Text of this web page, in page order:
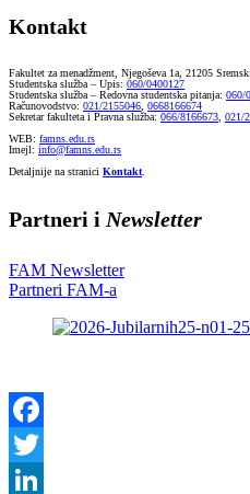
Kontakt
Fakultet za menadžment, Njegoševa 1a, 21205
Studentska služba – Upis: 060/0400127
Studentska služba – Redovna studentska pitanja: 060/
Računovodstvo: 021/2155046, 0668166674
Sekretar fakulteta i Pravna služba: 066/8166673, 021/
WEB: famns.edu.rs
Imejl: info@famns.edu.rs
Detaljnije na stranici Kontakt.
Partneri i Newsletter
FAM Newsletter
Partneri FAM-a
Facebook
Twitter